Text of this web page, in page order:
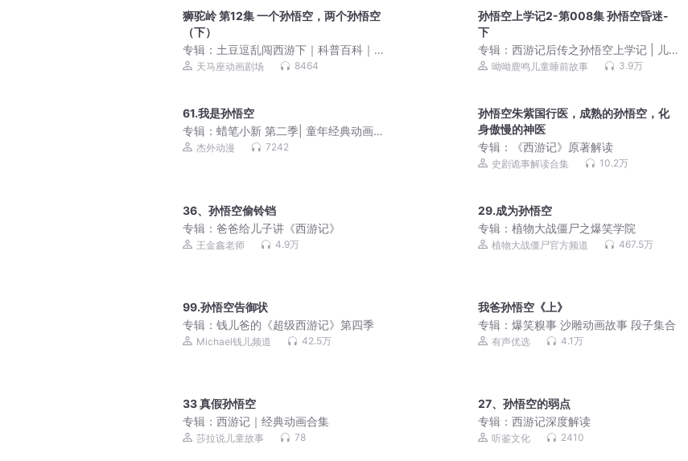
狮驼岭 第12集 一个孙悟空，两个孙悟空
（下）
专辑： 土豆逗乱闯西游下｜科普百科｜
睡前故事
天马座动画剧场 8464
孙悟空上学记2-第008集 孙悟空昏迷-
下
专辑：西游记后传之孙悟空上学记 | 儿
童睡前故事
呦呦鹿鸣儿童睡前故事 3.9万
61.我是孙悟空
专辑： 蜡笔小新 第二季| 童年经典动画
原声音频
杰外动漫 7242
孙悟空朱紫国行医，成熟的孙悟空，化
身傲慢的神医
专辑：
《西游记》原著解读
史剧诡事解读合集 10.2万
36、孙悟空偷铃铛
专辑： 爸爸给儿子讲《西游记》
王金鑫老师 4.9万
29.成为孙悟空
专辑：植物大战僵尸之爆笑学院
植物大战僵尸官方频道 467.5万
99.孙悟空告御状
专辑： 钱儿爸的《超级西游记》第四季
Michael钱儿频道 42.5万
我爸孙悟空《上》
专辑：爆笑糗事 沙雕动画故事 段子集合
有声优选 4.1万
33 真假孙悟空
专辑： 西游记｜经典动画合集
莎拉说儿童故事 78
27、孙悟空的弱点
专辑：西游记深度解读
听鉴文化 2410